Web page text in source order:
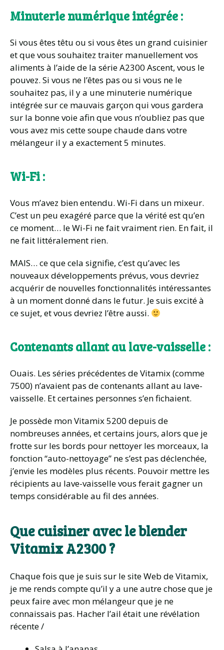
Minuterie numérique intégrée :
Si vous êtes têtu ou si vous êtes un grand cuisinier
et que vous souhaitez traiter manuellement vos
aliments à l’aide de la série A2300 Ascent, vous le
pouvez. Si vous ne l’êtes pas ou si vous ne le
souhaitez pas, il y a une minuterie numérique
intégrée sur ce mauvais garçon qui vous gardera
sur la bonne voie afin que vous n’oubliez pas que
vous avez mis cette soupe chaude dans votre
mélangeur il y a exactement 5 minutes.
Wi-Fi :
Vous m’avez bien entendu. Wi-Fi dans un mixeur.
C’est un peu exagéré parce que la vérité est qu’en
ce moment… le Wi-Fi ne fait vraiment rien. En fait, il
ne fait littéralement rien.
MAIS… ce que cela signifie, c’est qu’avec les
nouveaux développements prévus, vous devriez
acquérir de nouvelles fonctionnalités intéressantes
à un moment donné dans le futur. Je suis excité à
ce sujet, et vous devriez l’être aussi.
Contenants allant au lave-vaisselle :
Ouais. Les séries précédentes de Vitamix (comme
7500) n’avaient pas de contenants allant au lave-
vaisselle. Et certaines personnes s’en fichaient.
Je possède mon Vitamix 5200 depuis de
nombreuses années, et certains jours, alors que je
frotte sur les bords pour nettoyer les morceaux, la
fonction “auto-nettoyage” ne s’est pas déclenchée,
j’envie les modèles plus récents. Pouvoir mettre les
récipients au lave-vaisselle vous ferait gagner un
temps considérable au fil des années.
Que cuisiner avec le blender
Vitamix A2300 ?
Chaque fois que je suis sur le site Web de Vitamix,
je me rends compte qu’il y a une autre chose que je
peux faire avec mon mélangeur que je ne
connaissais pas. Hacher l’ail était une révélation
récente /